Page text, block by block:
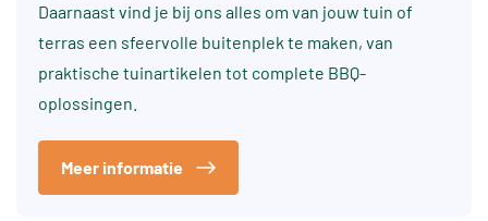
Daarnaast vind je bij ons alles om van jouw tuin of
terras een sfeervolle buitenplek te maken, van
praktische tuinartikelen tot complete BBQ-
oplossingen.
Meer informatie